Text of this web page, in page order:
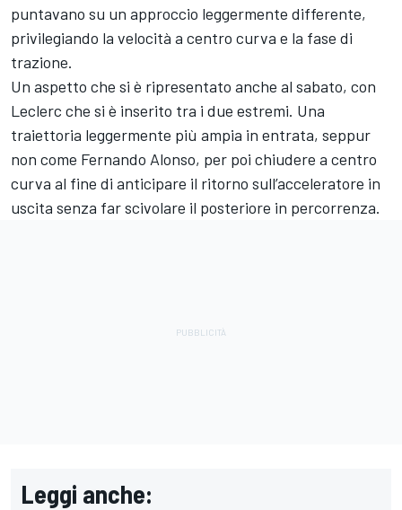
puntavano su un approccio leggermente differente,
privilegiando la velocità a centro curva e la fase di
trazione.
Un aspetto che si è ripresentato anche al sabato, con
Leclerc che si è inserito tra i due estremi. Una
traiettoria leggermente più ampia in entrata, seppur
non come Fernando Alonso, per poi chiudere a centro
curva al fine di anticipare il ritorno sull’acceleratore in
uscita senza far scivolare il posteriore in percorrenza.
Leggi anche: